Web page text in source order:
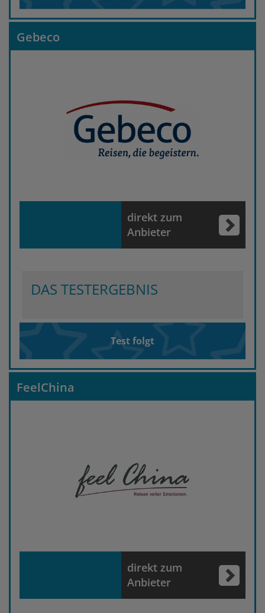
Gebeco
direkt zum
Anbieter
DAS TESTERGEBNIS
Test folgt
FeelChina
direkt zum
Anbieter